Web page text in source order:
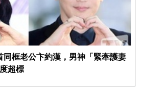
框老公卞約漢，男神「緊牽護妻
超標